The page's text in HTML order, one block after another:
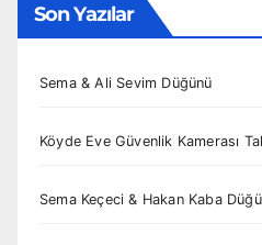
Son Yazılar
Sema & Ali Sevim Düğünü
Köyde Eve Güvenlik Kamerası
Sema Keçeci & Hakan Kaba